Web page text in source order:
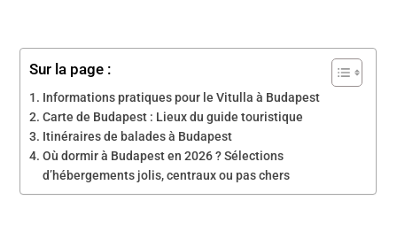
Sur la page :
Informations pratiques pour le Vitulla à Budapest
Carte de Budapest : Lieux du guide touristique
Itinéraires de balades à Budapest
Où dormir à Budapest en 2026 ? Sélections
d’hébergements jolis, centraux ou pas chers